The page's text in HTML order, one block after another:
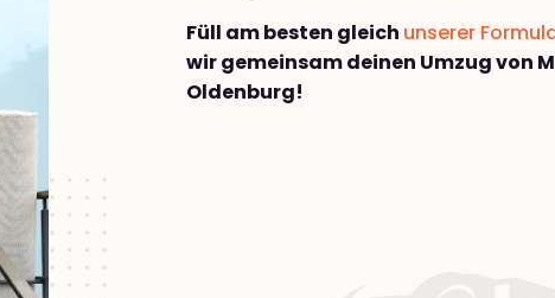
Füll am besten gleich unserer
wir gemeinsam deinen Umzug von
Oldenburg!